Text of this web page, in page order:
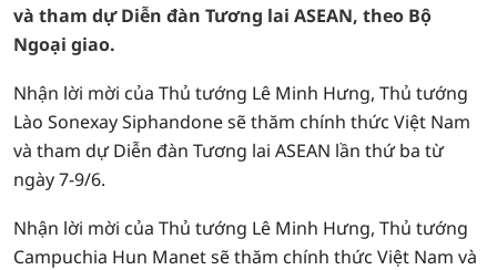
và tham dự Diễn đàn Tương lai ASEAN, theo Bộ
Ngoại giao.
Nhận lời mời của Thủ tướng Lê Minh Hưng, Thủ tướng
Lào Sonexay Siphandone sẽ thăm chính thức Việt Nam
và tham dự Diễn đàn Tương lai ASEAN lần thứ ba từ
ngày 7-9/6.
Nhận lời mời của Thủ tướng Lê Minh Hưng, Thủ tướng
Campuchia Hun Manet sẽ thăm chính thức Việt Nam và